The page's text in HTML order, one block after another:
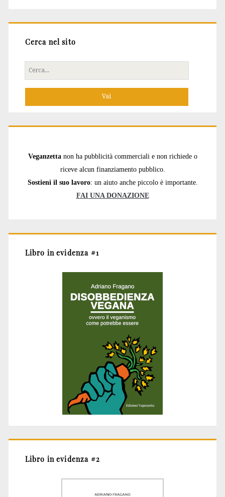
Cerca nel sito
Cerca
per:
Veganzetta non ha pubblicità commerciali e non richiede o
riceve alcun finanziamento pubblico.
Sostieni il suo lavoro: un aiuto anche piccolo è importante.
FAI UNA DONAZIONE
Libro in evidenza #1
Libro in evidenza #2